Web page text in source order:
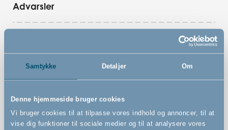
Samtykke Detaljer Om
Denne hjemmeside bruger cookies
Vi bruger cookies til at tilpasse vores indhold og annoncer, til at
vise dig funktioner til sociale medier og til at analysere vores
Advarsler
Features
Vægmonteret sikkerhedsgitter
Unik og børnesikker Quick Release funktion som gør det